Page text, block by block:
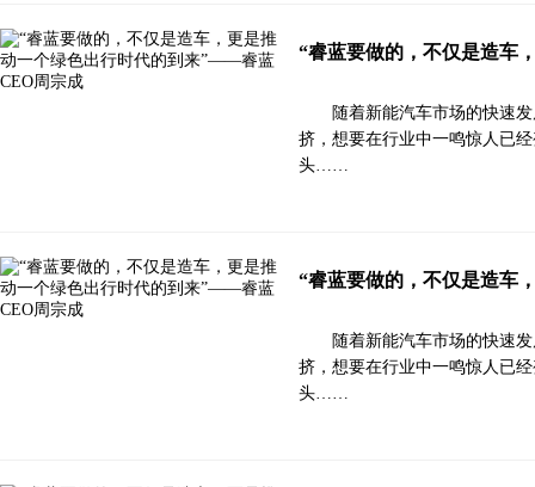
“睿蓝要做的，不仅是造车
随着新能汽车市场的快速
挤，想要在行业中一鸣惊人已
头……
“睿蓝要做的，不仅是造车
随着新能汽车市场的快速
挤，想要在行业中一鸣惊人已
头……